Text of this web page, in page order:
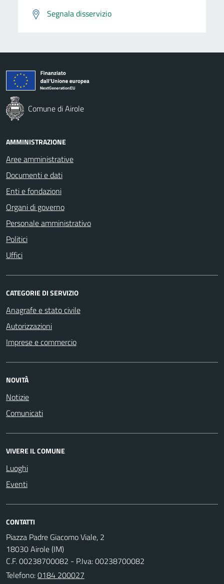
Segnala disservizio
Comune di Airole
AMMINISTRAZIONE
Aree amministrative
Documenti e dati
Enti e fondazioni
Organi di governo
Personale amministrativo
Politici
Uffici
CATEGORIE DI SERVIZIO
Anagrafe e stato civile
Autorizzazioni
Imprese e commercio
NOVITÀ
Notizie
Comunicati
VIVERE IL COMUNE
Luoghi
Eventi
CONTATTI
Piazza Padre Giacomo Viale, 2
18030 Airole (IM)
C.F. 00238700082 - P.Iva: 00238700082
Telefono:0184 200027